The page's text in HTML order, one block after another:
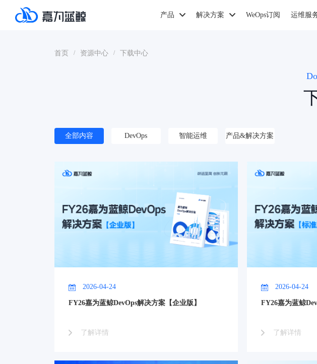
产品 解决方案 WeOps订阅 运维服
首页 / 资源中心 / 下载中心
全部内容 DevOps 智能运维 产品&解决方案
2026-04-24
FY26嘉为蓝鲸DevOps解决方案【企业版】
了解详情
2026-04-24
FY26嘉为蓝鲸
了解详情